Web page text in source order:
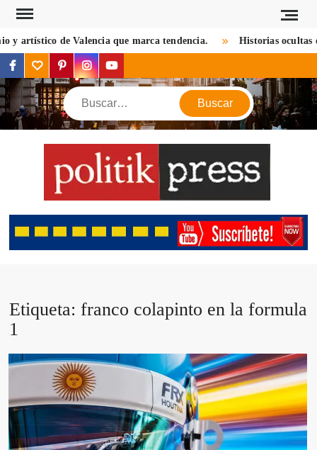
Saltar
contenido
de Valencia que marca tendencia. Historias ocultas de
facebook
twitterpinterestinstagramyoutube
Buscar
mirada
Etiqueta:franco colapinto en la formula
1